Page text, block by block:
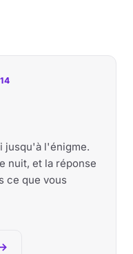
jusqu'à l'énigme.
nuit, et la réponse
ce que vous